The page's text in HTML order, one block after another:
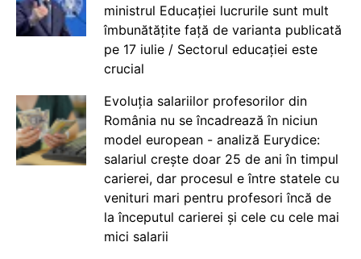
ministrul Educației lucrurile sunt mult
îmbunătățite față de varianta publicată
pe 17 iulie / Sectorul educației este
crucial
Evoluția salariilor profesorilor din
România nu se încadrează în niciun
model european - analiză Eurydice:
salariul crește doar 25 de ani în timpul
carierei, dar procesul e între statele cu
venituri mari pentru profesori încă de
la începutul carierei și cele cu cele mai
mici salarii